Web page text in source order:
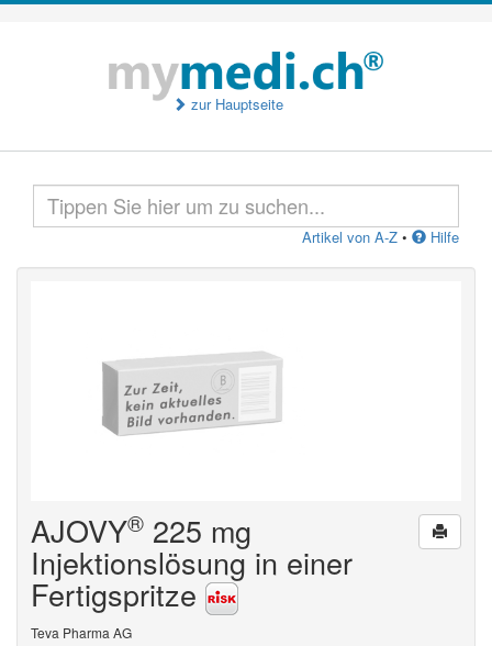
zur Hauptseite
Artikel von A-Z • Hilfe
AJOVY® 225 mg
Injektionslösung in einer
Fertigspritze
Teva Pharma AG